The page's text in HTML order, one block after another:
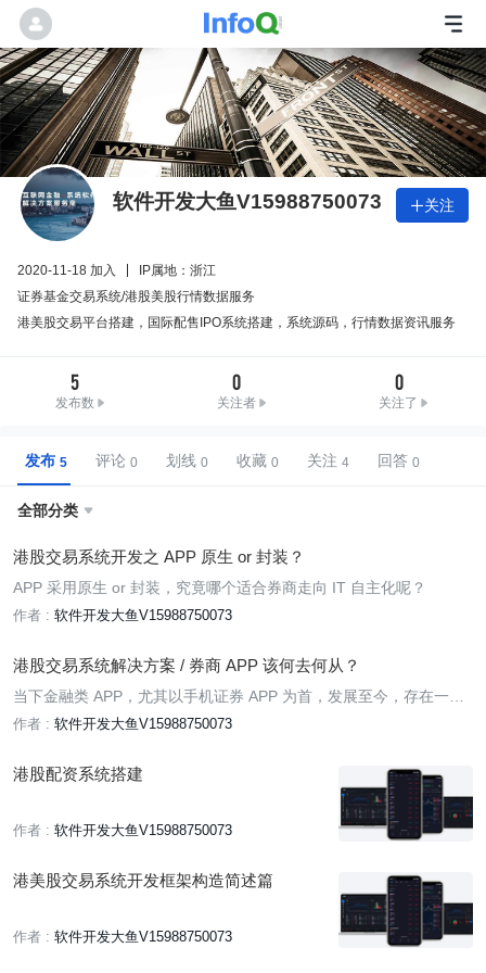
软件开发大鱼V15988750073 关注
2020-11-18 加入
IP属地：浙江
证券基金交易系统/港股美股行情数据服务
港美股交易平台搭建，国际配售IPO系统搭建，系统源码，行情数据资讯服务
5
发布数
0
关注者
0
关注了
发布 评论 划线 收藏 关注 回答
全部分类 
港股交易系统开发之 APP 原生 or 封装？
APP 采用原生 or 封装，究竟哪个适合券商走向 IT 自主化呢？
作者 : 软件开发大鱼V15988750073
港股交易系统解决方案 / 券商 APP 该何去何从？
当下金融类 APP，尤其以手机证券 APP 为首，发展至今，存在一些
普遍性问题
作者 : 软件开发大鱼V15988750073
港股配资系统搭建
作者 : 软件开发大鱼V15988750073
港美股交易系统开发框架构造简述篇
作者 : 软件开发大鱼V15988750073